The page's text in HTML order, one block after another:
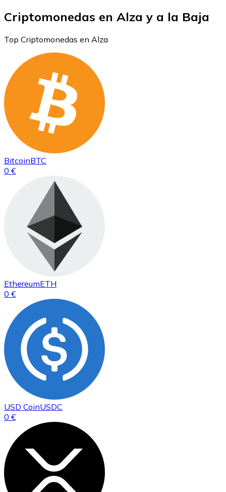
Criptomonedas en Alza y a la Baja
Top Criptomonedas en Alza
BitcoinBTC
0 €
EthereumETH
0 €
USD CoinUSDC
0 €